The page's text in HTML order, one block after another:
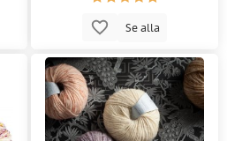
Se alla